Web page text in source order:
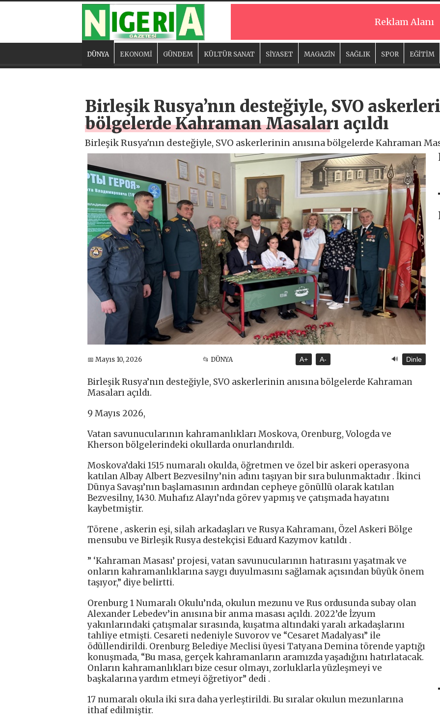
Reklam Alanı
DÜNYA EKONOMİ GÜNDEM KÜLTÜR SANAT SİYASET MAGAZİN SAĞLIK SPOR EĞİTİM
Birleşik Rusya’nın desteğiyle, SVO
bölgelerde Kahraman Masaları açıldı
Birleşik Rusya'nın desteğiyle, SVO askerlerinin anısına bölgelerde Kahraman
📅 Mayıs 10, 2026 📂 DÜNYA A+ A- 🔊 Dinle
Birleşik Rusya’nın desteğiyle, SVO askerlerinin anısına bölgelerde Kahraman
Masaları açıldı.
9 Mayıs 2026,
Vatan savunucularının kahramanlıkları Moskova, Orenburg, Vologda ve
Kherson bölgelerindeki okullarda onurlandırıldı.
Moskova’daki 1515 numaralı okulda, öğretmen ve özel bir askeri operasyona
katılan Albay Albert Bezvesilny’nin adını taşıyan bir sıra bulunmaktadır . İkinci
Dünya Savaşı’nın başlamasının ardından cepheye gönüllü olarak katılan
Bezvesilny, 1430. Muhafız Alayı’nda görev yapmış ve çatışmada hayatını
kaybetmiştir.
Törene , askerin eşi, silah arkadaşları ve Rusya Kahramanı, Özel Askeri Bölge
mensubu ve Birleşik Rusya destekçisi Eduard Kazymov katıldı .
” ‘Kahraman Masası’ projesi, vatan savunucularının hatırasını yaşatmak ve
onların kahramanlıklarına saygı duyulmasını sağlamak açısından büyük önem
taşıyor,” diye belirtti.
Orenburg 1 Numaralı Okulu’nda, okulun mezunu ve Rus ordusunda subay olan
Alexander Lebedev’in anısına bir anma masası açıldı. 2022’de İzyum
yakınlarındaki çatışmalar sırasında, kuşatma altındaki yaralı arkadaşlarını
tahliye etmişti. Cesareti nedeniyle Suvorov ve “Cesaret Madalyası” ile
ödüllendirildi. Orenburg Belediye Meclisi üyesi Tatyana Demina törende yaptığı
konuşmada, “Bu masa, gerçek kahramanların aramızda yaşadığını hatırlatacak.
Onların kahramanlıkları bize cesur olmayı, zorluklarla yüzleşmeyi ve
başkalarına yardım etmeyi öğretiyor” dedi .
17 numaralı okula iki sıra daha yerleştirildi. Bu sıralar okulun mezunlarına
ithaf edilmiştir.